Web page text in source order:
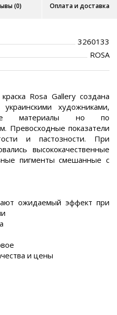
(0) Оплата и доставка
3260133
ROSA
Rosa Gallery создана
художниками,
материалы но по
Превосходные показатели
и пастозности. При
высококачественные
пигменты смешанные с
ожидаемый эффект при
и цены